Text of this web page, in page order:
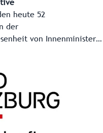
heute 52
der
von Innenminister